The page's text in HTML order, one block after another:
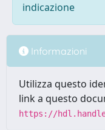
indicazione
Informazioni
Utilizza questo
link a questo
https://